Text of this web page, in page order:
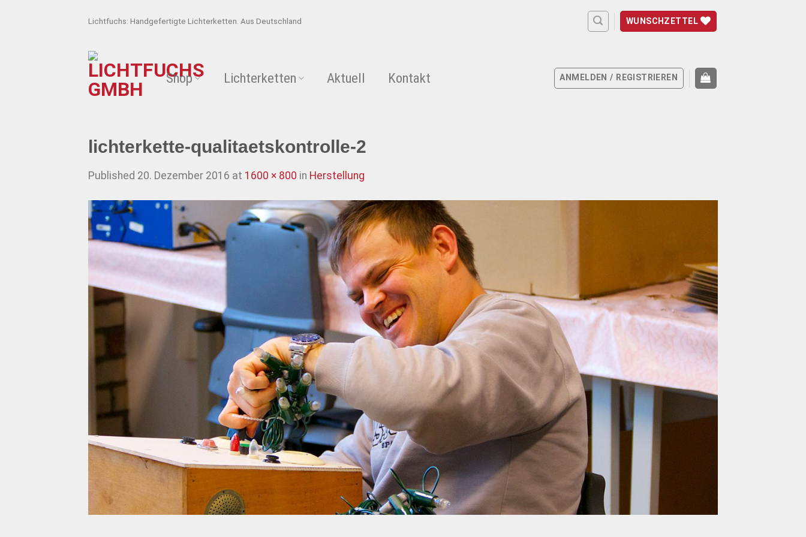
Lichtfuchs: Handgefertigte Lichterketten. Aus Deutschland WUNSCHZETTEL
Shop Lichterketten Aktuell Kontakt ANMELDEN / REGISTRIEREN
lichterkette-qualitaetskontrolle-2
Published 20. Dezember 2016 at 1600 × 800 in Herstellung